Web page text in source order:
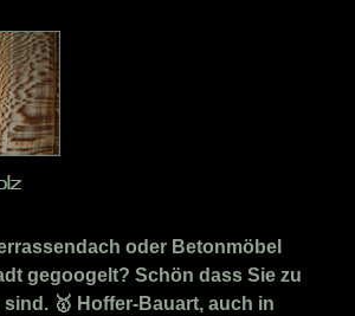
oder Betonmöbel
gegoogelt? Schön dass Sie zu
🥇 Hoffer-Bauart, auch in